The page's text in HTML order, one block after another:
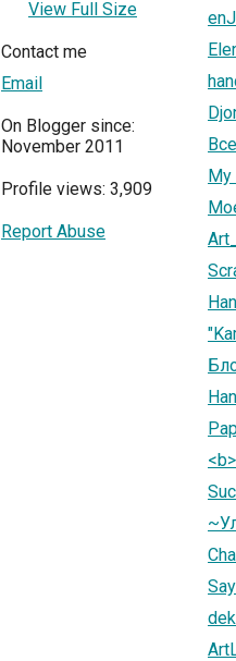
View Full Size
Contact me
Email
On Blogger since:
November 2011
Profile views: 3,909
Report Abuse
My